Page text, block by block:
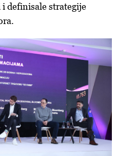
definisale strategije